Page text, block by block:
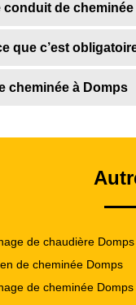
de cheminée
que c’est
cheminée à Domps
de chaudière Domps
de cheminée Domps
de cheminée Domps